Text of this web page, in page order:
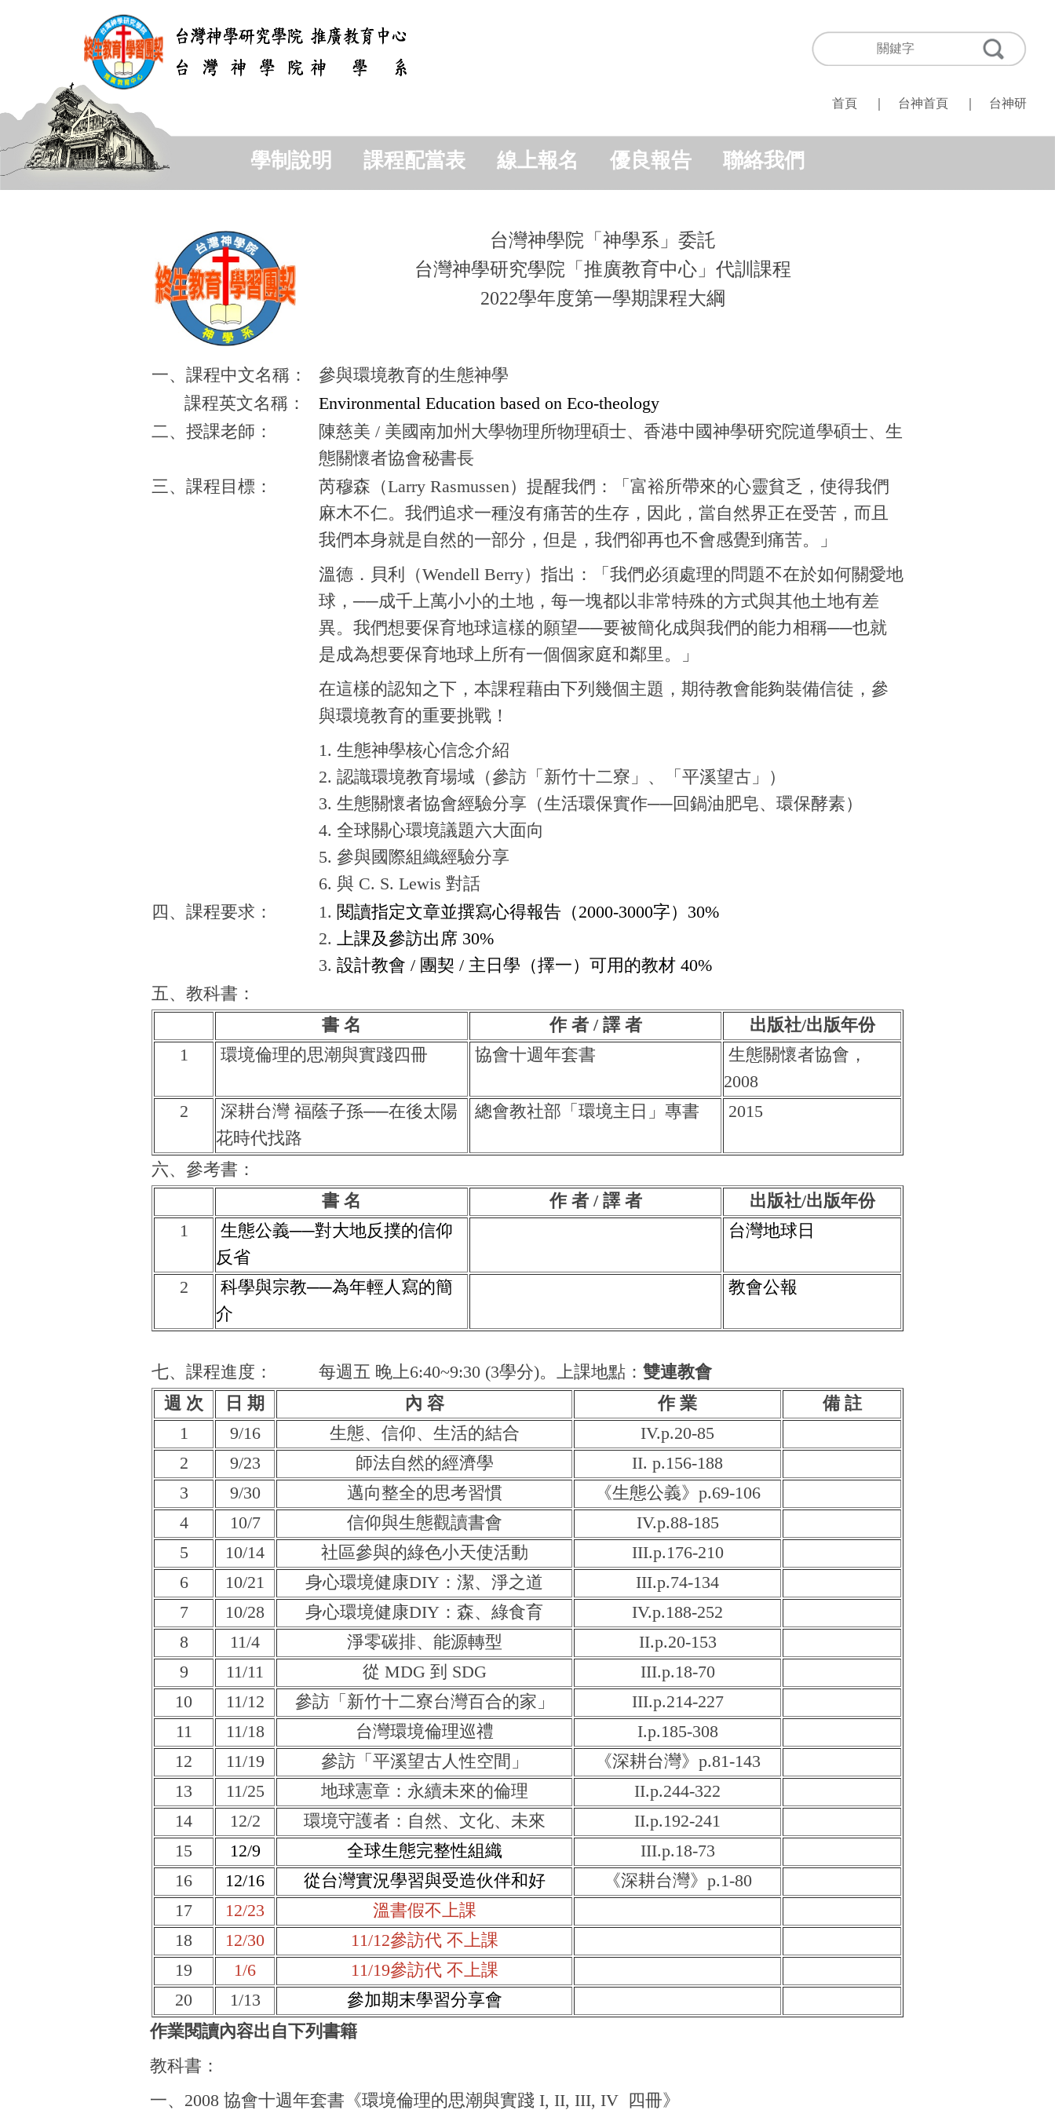
首頁 台神首頁 台神研
學制說明 課程配當表 線上報名 優良報告 聯絡我們
台灣神學院「神學系」委託
台灣神學研究學院「推廣教育中心」代訓課程
2022學年度第一學期課程大綱
一、課程中文名稱：
參與環境教育的生態神學
課程英文名稱：
Environmental Education based on Eco-theology
二、授課老師：
陳慈美 / 美國南加州大學物理所物理碩士、香港中國神學研究院道學碩士、生
態關懷者協會秘書長
三、課程目標：
芮穆森（Larry Rasmussen）提醒我們：「富裕所帶來的心靈貧乏，使得我們
麻木不仁。我們追求一種沒有痛苦的生存，因此，當自然界正在受苦，而且
我們本身就是自然的一部分，但是，我們卻再也不會感覺到痛苦。」
溫德．貝利（Wendell Berry）指出：「我們必須處理的問題不在於如何關愛地
球，──成千上萬小小的土地，每一塊都以非常特殊的方式與其他土地有差
異。我們想要保育地球這樣的願望──要被簡化成與我們的能力相稱──也就
是成為想要保育地球上所有一個個家庭和鄰里。」
在這樣的認知之下，本課程藉由下列幾個主題，期待教會能夠裝備信徒，參
與環境教育的重要挑戰！
1. 生態神學核心信念介紹
2. 認識環境教育場域（參訪「新竹十二寮」、「平溪望古」）
3. 生態關懷者協會經驗分享（生活環保實作──回鍋油肥皂、環保酵素）
4. 全球關心環境議題六大面向
5. 參與國際組織經驗分享
6. 與 C. S. Lewis 對話
四、課程要求：
1. 閱讀指定文章並撰寫心得報告（2000-3000字） 30%
2. 上課及參訪出席 30%
3. 設計教會 / 團契 / 主日學（擇一）可用的教材 40%
五、教科書：
書 名
作 者 / 譯 者
出版社/出版年份
1
環境倫理的思潮與實踐四冊 協會十週年套書
生態關懷者協會，
2008
2
深耕台灣 福蔭子孫──在後太陽
花時代找路
總會教社部「環境主日」專書 2015
六、參考書：
書 名
作 者 / 譯 者
出版社/出版年份
1
生態公義──對大地反撲的信仰
反省
台灣地球日
2
科學與宗教──為年輕人寫的簡
介
教會公報
七、課程進度： 每週五 晚上6:40~9:30 (3學分)。上課地點： 雙連教會
週 次
日 期 內 容 作 業
備 註
1
9/16 生態、信仰、生活的結合
IV.p.20-85
2
9/23 師法自然的經濟學
II. p.156-188
3
9/30 邁向整全的思考習慣
《生態公義》p.69-106
4
10/7 信仰與生態觀讀書會
IV.p.88-185
5
10/14 社區參與的綠色小天使活動
III.p.176-210
6
10/21 身心環境健康DIY：潔、淨之道
III.p.74-134
7
10/28 身心環境健康DIY：森、綠食育
IV.p.188-252
8
11/4 淨零碳排、能源轉型
II.p.20-153
9
11/11 從 MDG 到 SDG
III.p.18-70
10
11/12 參訪「新竹十二寮台灣百合的家」
III.p.214-227
11
11/18 台灣環境倫理巡禮
I.p.185-308
12
11/19 參訪「平溪望古人性空間」
《深耕台灣》p.81-143
13
11/25 地球憲章：永續未來的倫理
II.p.244-322
14
12/2 環境守護者：自然、文化、未來
II.p.192-241
15
12/9 全球生態完整性組織
III.p.18-73
16
12/16 從台灣實況學習與受造伙伴和好
《深耕台灣》p.1-80
17
12/23
溫書假不上課
18
12/30
11/12參訪代 不上課
19
1/6
11/19參訪代 不上課
20
1/13
參加期末學習分享會
作業閱讀內容出自下列書籍
教科書：
一、2008 協會十週年套書《環境倫理的思潮與實踐 I, II, III, IV 四冊》